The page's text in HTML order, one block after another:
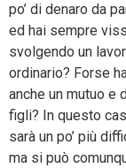
po’ di denaro da
ed hai sempre
svolgendo un
ordinario? Forse
anche un mutuo e
figli? In questo
sarà un po’ più
ma si può